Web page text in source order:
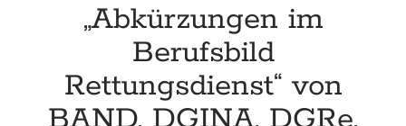
„Abkürzungen im
Berufsbild
Rettungsdienst“ von